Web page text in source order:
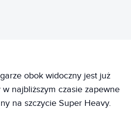
obok widoczny jest już
najbliższym czasie zapewne
na szczycie Super Heavy.